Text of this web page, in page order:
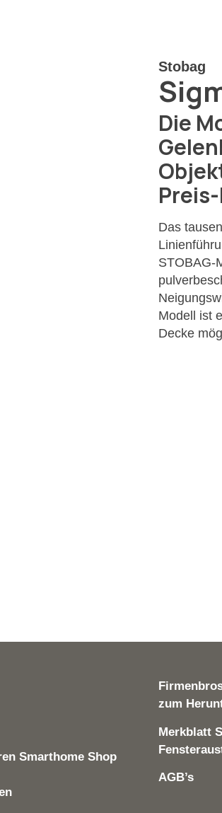
Stobag
Die
Das
STOBAG-
Modell ist
Decke
Smarthome Shop
zum
Merkblatt
AGB’s